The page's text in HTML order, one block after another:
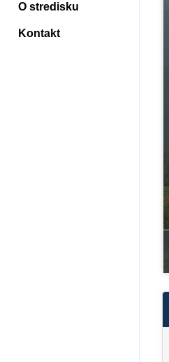
O stredisku
Kontakt